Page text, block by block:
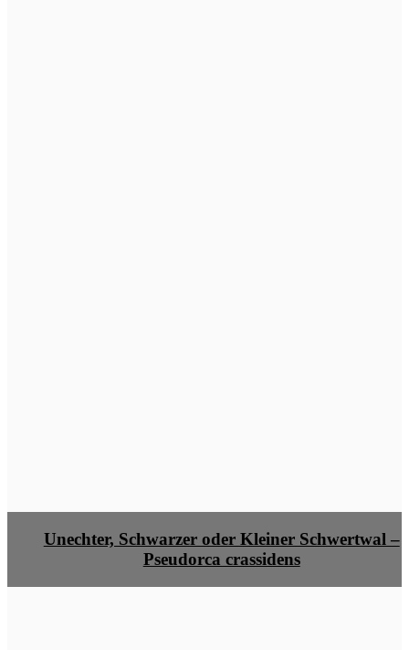
Unechter, Schwarzer oder Kleiner Schwertwal –
Pseudorca crassidens